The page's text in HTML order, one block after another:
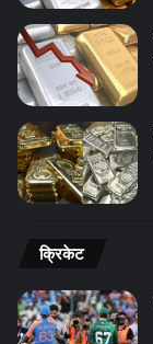
क्रिकेट